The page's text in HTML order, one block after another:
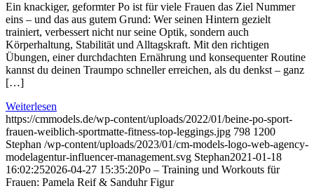
Ein knackiger, geformter Po ist für viele Frauen das Ziel Nummer
eins – und das aus gutem Grund: Wer seinen Hintern gezielt
trainiert, verbessert nicht nur seine Optik, sondern auch
Körperhaltung, Stabilität und Alltagskraft. Mit den richtigen
Übungen, einer durchdachten Ernährung und konsequenter Routine
kannst du deinen Traumpo schneller erreichen, als du denkst – ganz
[…]
Weiterlesen
https://cmmodels.de/wp-content/uploads/2022/01/beine-po-sport-
frauen-weiblich-sportmatte-fitness-top-leggings.jpg 798 1200
Stephan /wp-content/uploads/2023/01/cm-models-logo-web-agency-
modelagentur-influencer-management.svg Stephan2021-01-18
16:02:252026-04-27 15:35:20Po – Training und Workouts für
Frauen: Pamela Reif & Sanduhr Figur